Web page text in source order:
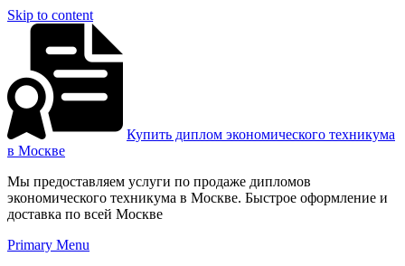
Skip to content
Купить диплом экономического техникума
в Москве
Мы предоставляем услуги по продаже дипломов
экономического техникума в Москве. Быстрое оформление и
доставка по всей Москве
Primary Menu